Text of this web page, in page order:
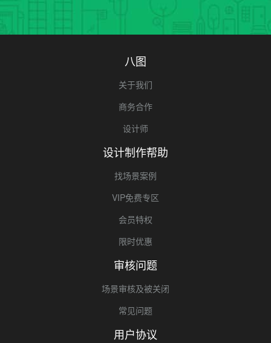
八图
关于我们
商务合作
设计师
设计制作帮助
找场景案例
VIP免费专区
会员特权
限时优惠
审核问题
场景审核及被关闭
常见问题
用户协议